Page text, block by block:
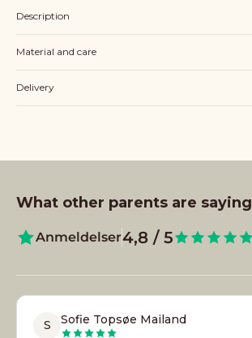
Description
Material and care
Delivery
What other parents are saying
Anmeldelser4,8 / 5
S
Sofie Topsøe Mailand